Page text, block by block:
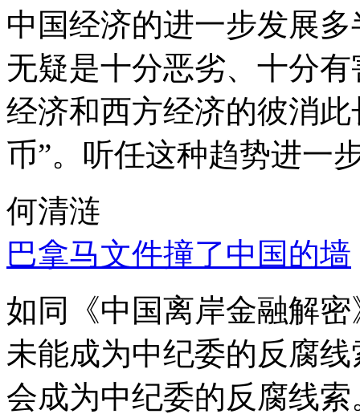
中国经济的进一步发展
无疑是十分恶劣、十分
经济和西方经济的彼消
币”。听任这种趋势进一
何清涟
巴拿马文件撞了中国的墙
如同《中国离岸金融解
未能成为中纪委的反腐
会成为中纪委的反腐线